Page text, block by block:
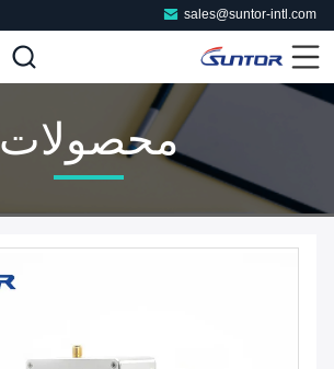
sales@suntor-intl.com
محصولات